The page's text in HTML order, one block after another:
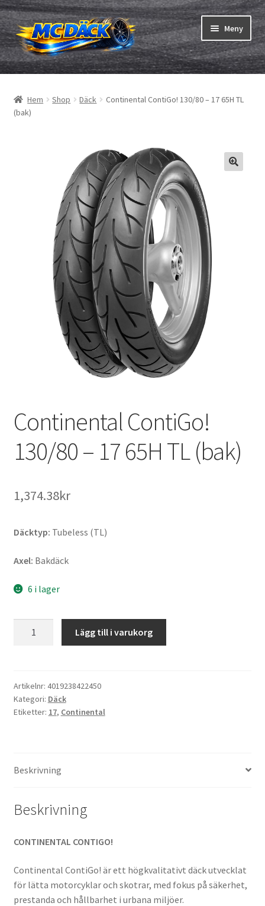
Hoppa
till
navigering
Hoppa
till
innehåll
Meny
Däck
Slangar & fälgband
Hem Shop Däck
Continental ContiGo! 130/80 – 17 65H TL
(bak)
Continental ContiGo!
130/80 – 17 65H TL (bak)
1,374.38kr
Däcktyp: Tubeless (TL)
Axel: Bakdäck
6 i lager
17
65H
TL
Lägg till i varukorg
Artikelnr: 4019238422450
Kategori: Däck
Etiketter: 17, Continental
Beskrivning
Beskrivning
CONTINENTAL CONTIGO!
Continental ContiGo! är ett högkvalitativt däck utvecklat
för lätta motorcyklar och skotrar, med fokus på säkerhet,
prestanda och hållbarhet i urbana miljöer.